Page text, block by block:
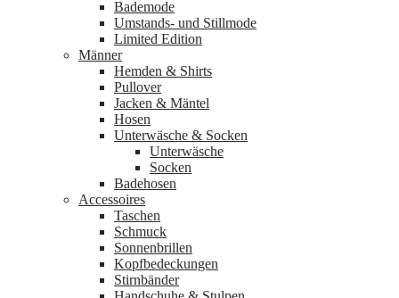
Bademode
Umstands- und Stillmode
Limited Edition
Männer
Hemden & Shirts
Pullover
Jacken & Mäntel
Hosen
Unterwäsche & Socken
Unterwäsche
Socken
Badehosen
Accessoires
Taschen
Schmuck
Sonnenbrillen
Kopfbedeckungen
Stirnbänder